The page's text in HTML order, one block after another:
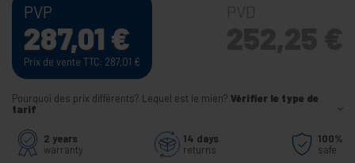
PVP
287,01 €
Prix de vente TTC: 287,01 €
Pourquoi des prix différents? Lequel est le mien? Vérifier le type de
tarif
2 years
warranty
14 days
returns
100%
safe